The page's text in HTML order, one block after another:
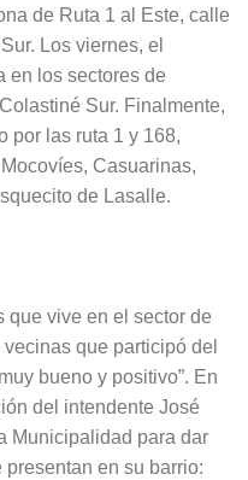
de Ruta 1 al Este, calle
Los viernes, el
en los sectores de
Sur. Finalmente,
por las ruta 1 y 168,
Casuarinas,
de Lasalle.
que vive en el sector de
que participó del
bueno y positivo”. En
del intendente José
Municipalidad para dar
en su barrio: